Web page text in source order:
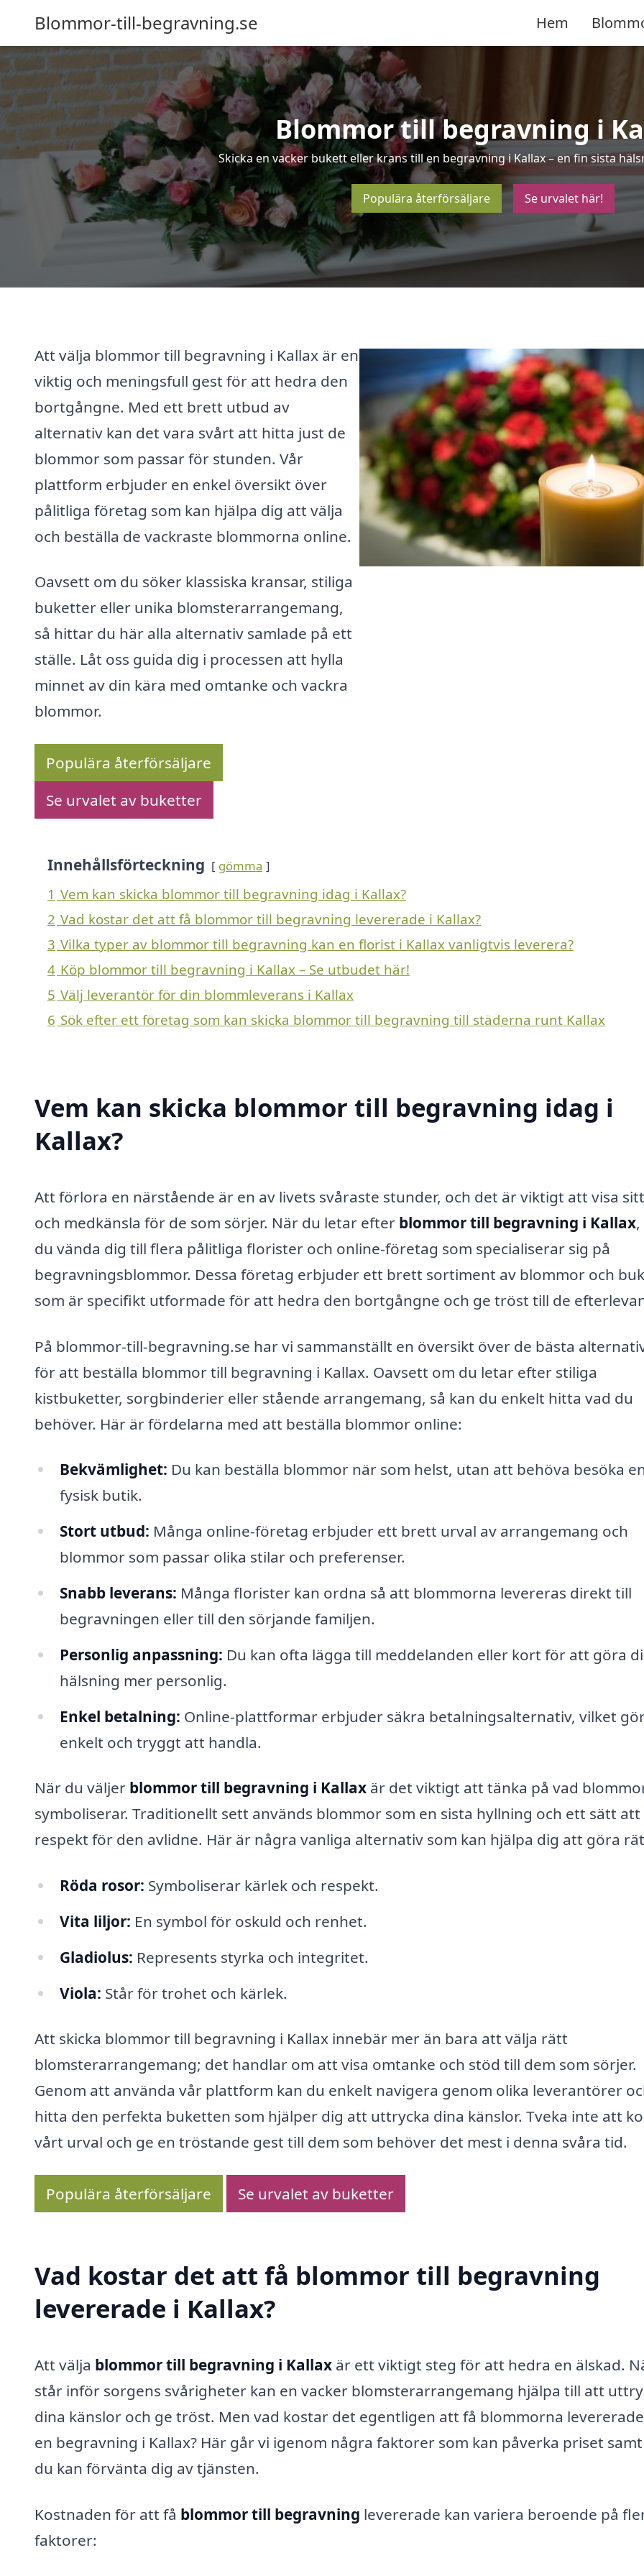
Blommor-till-begravning.se Hem
Blommor till begravning i
Skicka en vacker bukett eller krans till en begravning i Kallax – en fin sista
Populära återförsäljare Se urvalet här!
Att välja blommor till begravning i Kallax är en
viktig och meningsfull gest för att hedra den
bortgångne. Med ett brett utbud av
alternativ kan det vara svårt att hitta just de
blommor som passar för stunden. Vår
plattform erbjuder en enkel översikt över
pålitliga företag som kan hjälpa dig att välja
och beställa de vackraste blommorna online.
Oavsett om du söker klassiska kransar, stiliga
buketter eller unika blomsterarrangemang,
så hittar du här alla alternativ samlade på ett
ställe. Låt oss guida dig i processen att hylla
minnet av din kära med omtanke och vackra
blommor.
Populära återförsäljare
Se urvalet av buketter
Innehållsförteckning gömma
1 Vem kan skicka blommor till begravning idag i Kallax?
2 Vad kostar det att få blommor till begravning levererade i Kallax?
3 Vilka typer av blommor till begravning kan en florist i Kallax vanligtvis leverera?
4 Köp blommor till begravning i Kallax – Se utbudet här!
5 Välj leverantör för din blommleverans i Kallax
6 Sök efter ett företag som kan skicka blommor till begravning till städerna runt Kallax
Vem kan skicka blommor till begravning idag i
Kallax?
Att förlora en närstående är en av livets svåraste stunder, och det är viktigt att visa
och medkänsla för de som sörjer. När du letar efter blommor till begravning i Kallax
du vända dig till flera pålitliga florister och online-företag som specialiserar sig på
begravningsblommor. Dessa företag erbjuder ett brett sortiment av blommor och
som är specifikt utformade för att hedra den bortgångne och ge tröst till de
På blommor-till-begravning.se har vi sammanställt en översikt över de bästa
för att beställa blommor till begravning i Kallax. Oavsett om du letar efter stiliga
kistbuketter, sorgbinderier eller stående arrangemang, så kan du enkelt hitta vad du
behöver. Här är fördelarna med att beställa blommor online:
Bekvämlighet: Du kan beställa blommor när som helst, utan att behöva besöka
fysisk butik.
Stort utbud: Många online-företag erbjuder ett brett urval av arrangemang och
blommor som passar olika stilar och preferenser.
Snabb leverans: Många florister kan ordna så att blommorna levereras direkt till
begravningen eller till den sörjande familjen.
Personlig anpassning: Du kan ofta lägga till meddelanden eller kort för att göra
hälsning mer personlig.
Enkel betalning: Online-plattformar erbjuder säkra betalningsalternativ, vilket
enkelt och tryggt att handla.
När du väljer blommor till begravning i Kallax är det viktigt att tänka på vad
symboliserar. Traditionellt sett används blommor som en sista hyllning och ett sätt att
respekt för den avlidne. Här är några vanliga alternativ som kan hjälpa dig att göra
Röda rosor: Symboliserar kärlek och respekt.
Vita liljor: En symbol för oskuld och renhet.
Gladiolus: Represents styrka och integritet.
Viola: Står för trohet och kärlek.
Att skicka blommor till begravning i Kallax innebär mer än bara att välja rätt
blomsterarrangemang; det handlar om att visa omtanke och stöd till dem som sörjer.
Genom att använda vår plattform kan du enkelt navigera genom olika leverantörer
hitta den perfekta buketten som hjälper dig att uttrycka dina känslor. Tveka inte att
vårt urval och ge en tröstande gest till dem som behöver det mest i denna svåra tid.
Populära återförsäljare Se urvalet av buketter
Vad kostar det att få blommor till begravning
levererade i Kallax?
Att välja blommor till begravning i Kallax är ett viktigt steg för att hedra en älskad.
står inför sorgens svårigheter kan en vacker blomsterarrangemang hjälpa till att
dina känslor och ge tröst. Men vad kostar det egentligen att få blommorna
en begravning i Kallax? Här går vi igenom några faktorer som kan påverka priset
du kan förvänta dig av tjänsten.
Kostnaden för att få blommor till begravning levererade kan variera beroende på
faktorer: